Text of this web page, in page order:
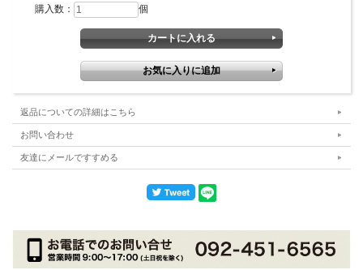
購入数： 個
返品についての詳細はこちら
お問い合わせ
友達にメールですすめる